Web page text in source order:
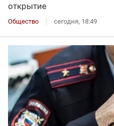
открытие
Общество сегодня, 18:49